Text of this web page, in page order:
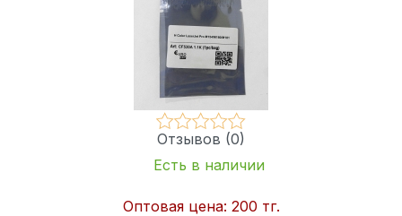
Отзывов (0)
Есть в наличии
Оптовая цена: 200 тг.